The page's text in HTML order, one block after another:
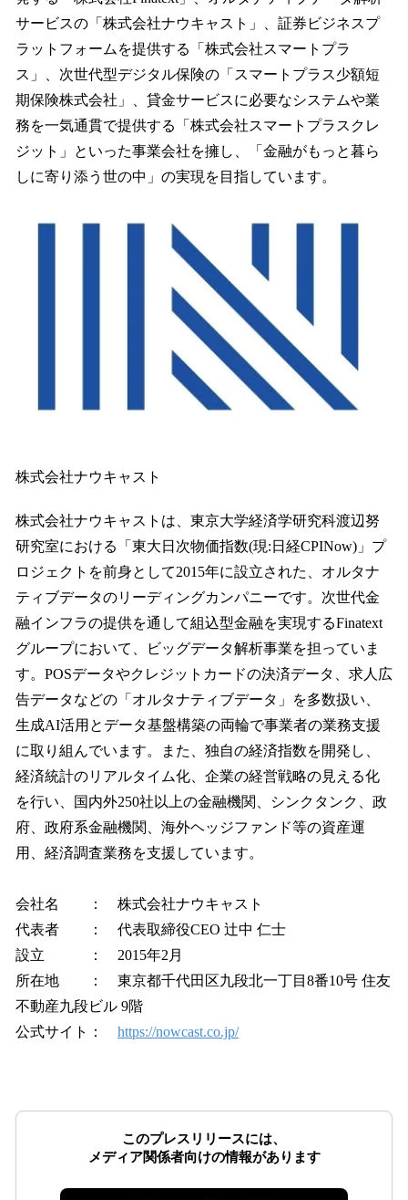
サービスの「株式会社ナウキャスト」、証券ビジネスプ
ラットフォームを提供する「株式会社スマートプラ
ス」、次世代型デジタル保険の「スマートプラス少額短
期保険株式会社」、貸金サービスに必要なシステムや業
務を一気通貫で提供する「株式会社スマートプラスクレ
ジット」といった事業会社を擁し、「金融がもっと暮ら
しに寄り添う世の中」の実現を目指しています。
株式会社ナウキャスト
株式会社ナウキャストは、東京大学経済学研究科渡辺努
研究室における「東大日次物価指数(現:日経CPINow)」プ
ロジェクトを前身として2015年に設立された、オルタナ
ティブデータのリーディングカンパニーです。次世代金
融インフラの提供を通して組込型金融を実現するFinatext
グループにおいて、ビッグデータ解析事業を担っていま
す。POSデータやクレジットカードの決済データ、求人広
告データなどの「オルタナティブデータ」を多数扱い、
生成AI活用とデータ基盤構築の両輪で事業者の業務支援
に取り組んでいます。また、独自の経済指数を開発し、
経済統計のリアルタイム化、企業の経営戦略の見える化
を行い、国内外250社以上の金融機関、シンクタンク、政
府、政府系金融機関、海外ヘッジファンド等の資産運
用、経済調査業務を支援しています。
会社名 ： 株式会社ナウキャスト
代表者 ： 代表取締役CEO 辻中 仁士
設立 ： 2015年2月
所在地 ： 東京都千代田区九段北一丁目8番10号 住友
不動産九段ビル 9階
公式サイト： https://nowcast.co.jp/
このプレスリリースには、
メディア関係者向けの情報があります